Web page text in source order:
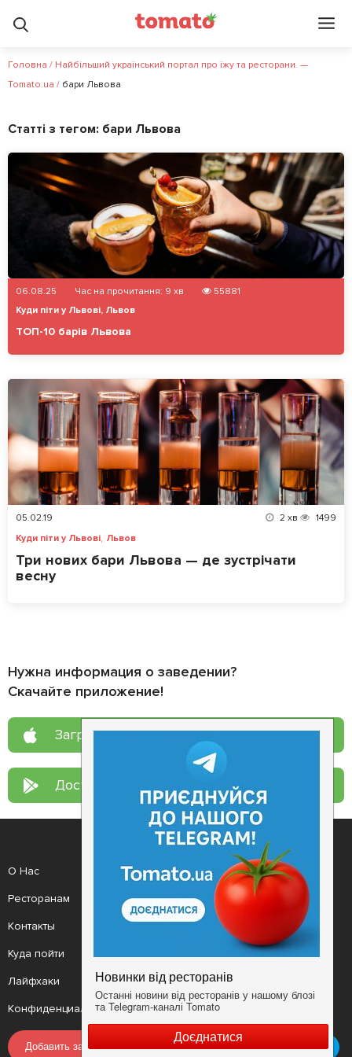
Головна / Найбільший український портал про їжу та ресторани. —
Tomato.ua / бари Львова
Статті з тегом: бари Львова
06.08.25 Час на прочитання: 9 хв
55881
Куди піти у Львові, Львов
ТОП-10 барів Львова
05.02.19 2 хв
1499
Куди піти у Львові, Львов
Три нових бари Львова — де зустрічати
весну
Нужна информация о заведении?
Скачайте приложение!
Загрузите в App Store
Доступно в Google Play
О Нас
Ресторанам
Контакты
Куда пойти
Лайфхаки
Конфиденциальность
Рецепт дня
Новости
Анонсы
Мобильное приложение
Условия
Добавить заведение